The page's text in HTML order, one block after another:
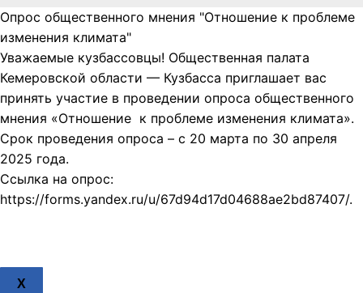
Опрос общественного мнения "Отношение к проблеме
изменения климата"
Уважаемые кузбассовцы! Общественная палата
Кемеровской области — Кузбасса приглашает вас
принять участие в проведении опроса общественного
мнения «Отношение к проблеме изменения климата».
Срок проведения опроса – с 20 марта по 30 апреля
2025 года.
Ссылка на опрос:
https://forms.yandex.ru/u/67d94d17d04688ae2bd87407/.
X